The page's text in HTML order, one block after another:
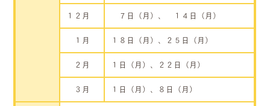
１２月 ７日（月）、 １４日（月）
１月 １８日（月）、２５日（月）
２月 １日（月）、２２日（月）
３月 １日（月）、８日（月）